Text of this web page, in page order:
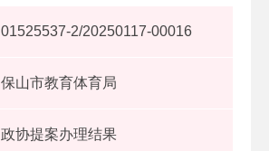
01525537-2/20250117-00016
保山市教育体育局
政协提案办理结果